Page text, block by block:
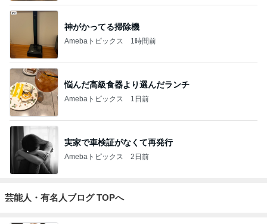
神がかってる掃除機
Amebaトピックス 1時間前
悩んだ高級食器より選んだランチ
Amebaトピックス 1日前
実家で車検証がなくて再発行
Amebaトピックス 2日前
芸能人・有名人ブログ TOPへ